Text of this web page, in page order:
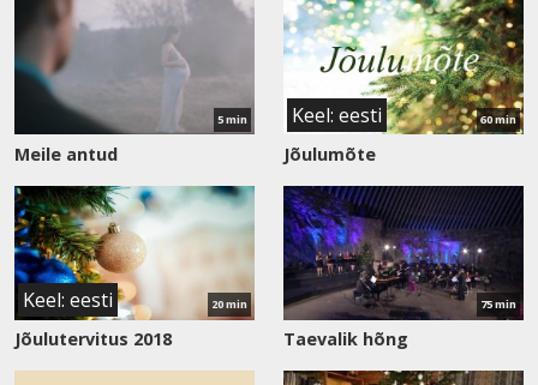
Vaata
saadet
5 min
Meile antud
Vaata
saadet
60 min
Keel: eesti
Jõulumõte
Vaata
saadet
20 min
Keel: eesti
Jõulutervitus 2018
Vaata
saadet
75 min
Taevalik hõng